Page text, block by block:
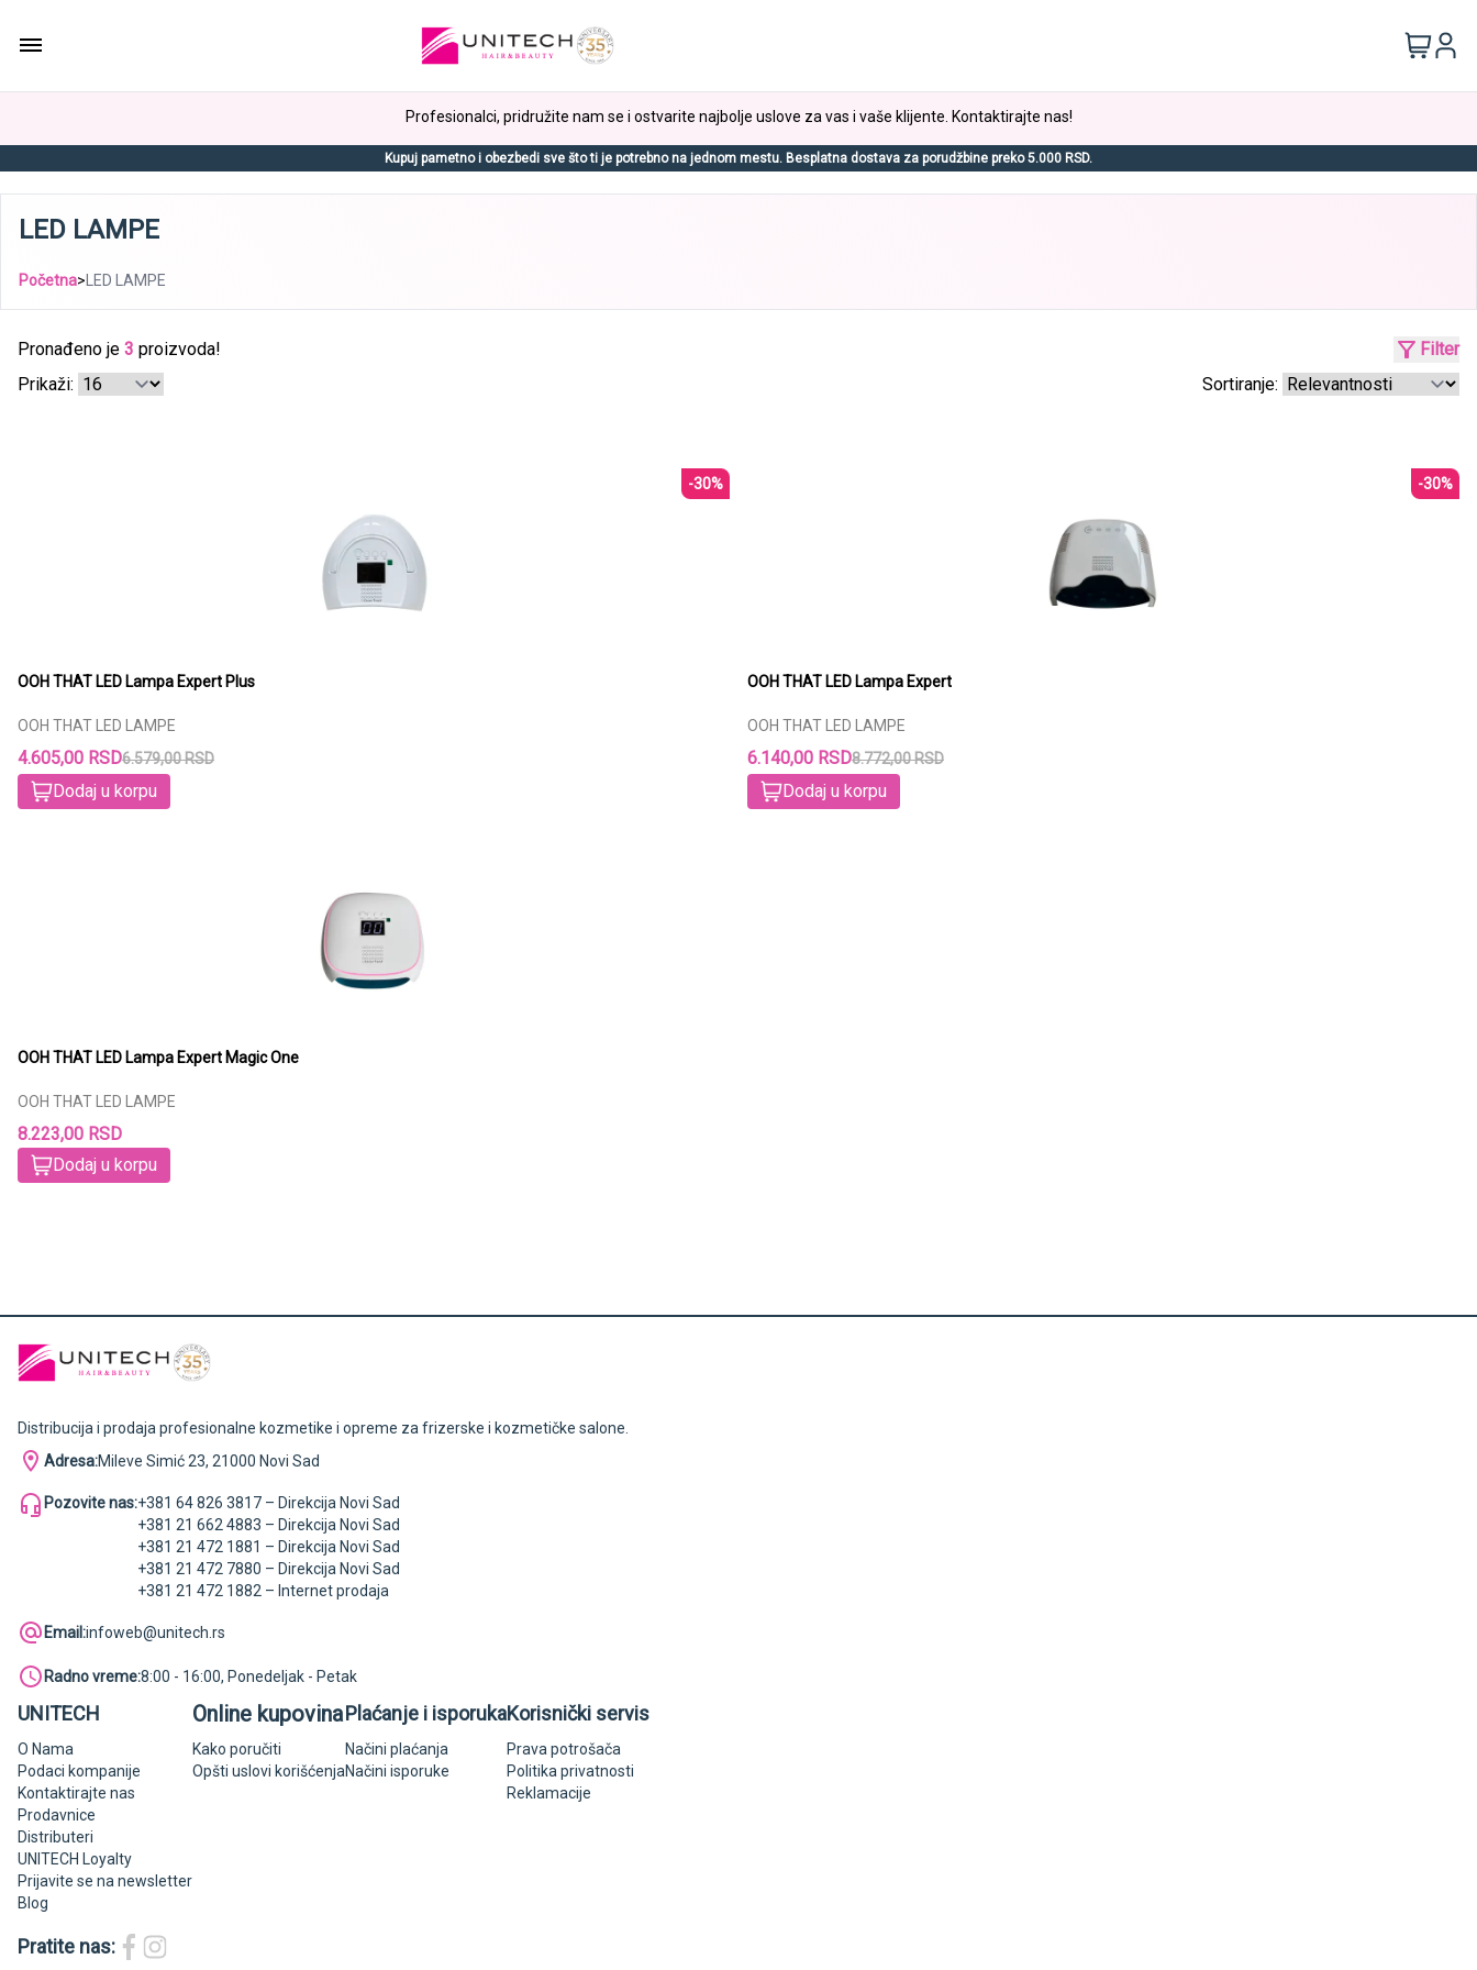
Profesionalci, pridružite nam se i ostvarite najbolje uslove za vas i vaše klijente. Kontaktirajte nas!
Kupuj pametno i obezbedi sve što ti je potrebno na jednom mestu. Besplatna dostava za porudžbine preko 5.000 RSD.
LED LAMPE
Početna> LED LAMPE
Pronađeno je 3 proizvoda!
Filter
Prikaži:
Sortiranje:
-30%
OOH THAT LED Lampa Expert Plus
OOH THAT LED LAMPE
4.605,00 RSD6.579,00 RSD
Dodaj u korpu
-30%
OOH THAT LED Lampa Expert
OOH THAT LED LAMPE
6.140,00 RSD8.772,00 RSD
Dodaj u korpu
OOH THAT LED Lampa Expert Magic One
OOH THAT LED LAMPE
8.223,00 RSD
Dodaj u korpu
Distribucija i prodaja profesionalne kozmetike i opreme za frizerske i kozmetičke salone.
Adresa:Mileve Simić 23, 21000 Novi Sad
Pozovite nas:+381 64 826 3817 – Direkcija Novi Sad
+381 21 662 4883 – Direkcija Novi Sad
+381 21 472 1881 – Direkcija Novi Sad
+381 21 472 7880 – Direkcija Novi Sad
+381 21 472 1882 – Internet prodaja
Email:infoweb@unitech.rs
Radno vreme:8:00 - 16:00, Ponedeljak - Petak
UNITECH
O Nama
Podaci kompanije
Kontaktirajte nas
Prodavnice
Distributeri
UNITECH Loyalty
Prijavite se na newsletter
Blog
Online kupovina
Kako poručiti
Opšti uslovi korišćenja
Plaćanje i isporuka
Načini plaćanja
Načini isporuke
Korisnički servis
Prava potrošača
Politika privatnosti
Reklamacije
Pratite nas: